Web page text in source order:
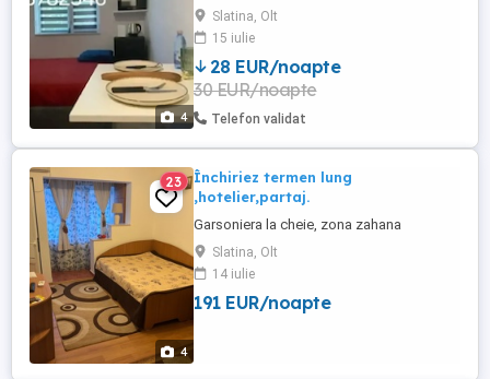
4
acelas etaj , totul este nou, amenajată în
stil hotel. curată și modernă. Garsoniera
dispune de: măsuță tacâmuri și veselă
cuptor cu microunde mașină de spălat :
frigider Netflix Wi-Fi alte facilități necesare
...
Slatina, Olt
15 iulie
28 EUR/noapte
30 EUR/noapte
Telefon validat
4
23
Închiriez termen lung
,hotelier,partaj.
Garsoniera la cheie, zona zahana
Slatina, Olt
14 iulie
191 EUR/noapte